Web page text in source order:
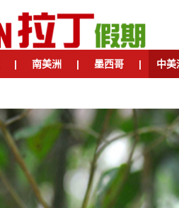
| 南美洲 | 墨西哥 | 中美